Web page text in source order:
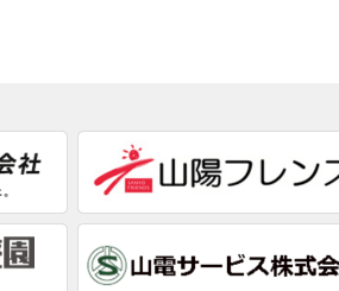
閉じる